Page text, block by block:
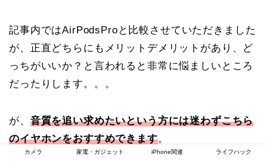
記事内ではAirPodsProと比較させていただきました
が、正直どちらにもメリットデメリットがあり、ど
っちがいいか？と言われると非常に悩ましいところ
だったりします。。。
が、 音質を追い求めたいという方には迷わずこちら
のイヤホンをおすすめできます。
カメラ 家電・ガジェット iPhone関連 ライフハック